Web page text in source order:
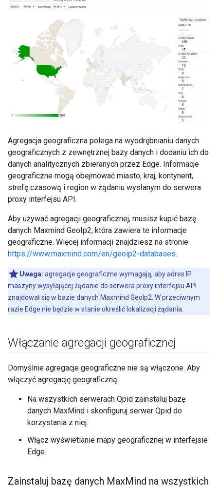
Agregacja geograficzna polega na wyodrębnianiu danych
geograficznych z zewnętrznej bazy danych i dodaniu ich do
danych analitycznych zbieranych przez Edge. Informacje
geograficzne mogą obejmować miasto, kraj, kontynent,
strefę czasową i region w żądaniu wysłanym do serwera
proxy interfejsu API.
Aby używać agregacji geograficznej, musisz kupić bazę
danych Maxmind GeoIp2, która zawiera te informacje
geograficzne. Więcej informacji znajdziesz na stronie
https://www.maxmind.com/en/geoip2-databases.
Uwaga: agregacje geograficzne wymagają, aby adres IP
maszyny wysyłającej żądanie do serwera proxy interfejsu API
znajdował się w bazie danych Maxmind GeoIp2. W przeciwnym
razie Edge nie będzie w stanie określić lokalizacji żądania.
Włączanie agregacji geograficznej
Domyślnie agregacje geograficzne nie są włączone. Aby
włączyć agregację geograficzną:
Na wszystkich serwerach Qpid zainstaluj bazę
danych MaxMind i skonfiguruj serwer Qpid do
korzystania z niej.
Włącz wyświetlanie mapy geograficznej w interfejsie
Edge.
Zainstaluj bazę danych MaxMind na wszystkich